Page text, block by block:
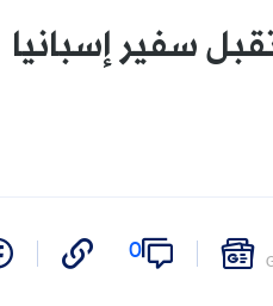
سفير إسبانيا
0